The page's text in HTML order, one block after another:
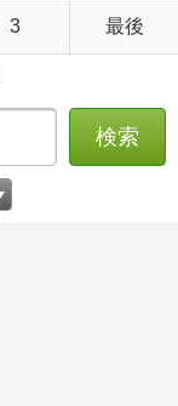
3 最後
検索